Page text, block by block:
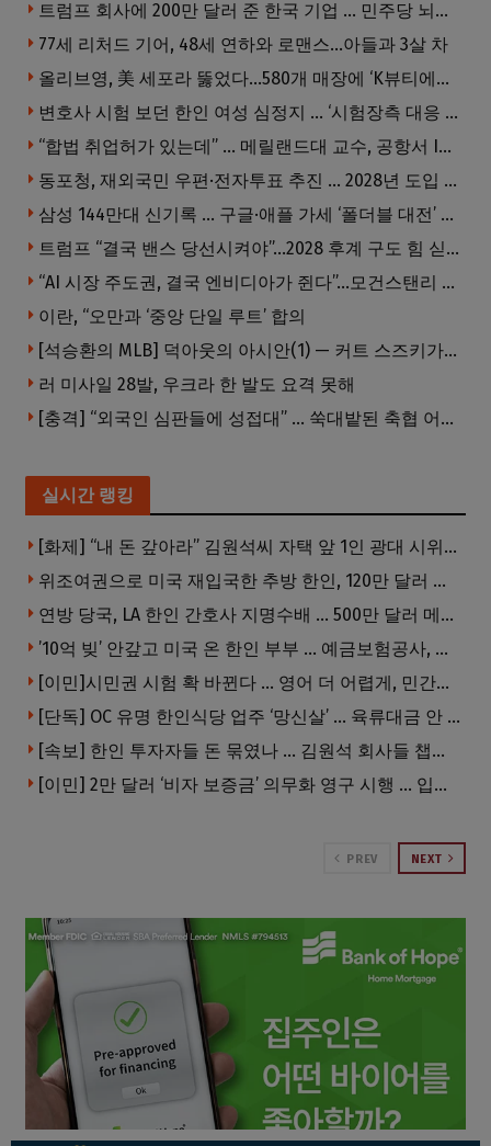
트럼프 회사에 200만 달러 준 한국 기업 … 민주당 뇌물의혹 조사
77세 리처드 기어, 48세 연하와 로맨스…아들과 3살 차
올리브영, 美 세포라 뚫었다…580개 매장에 ‘K뷰티에딧’ 론칭
변호사 시험 보던 한인 여성 심정지 … ‘시험장측 대응 부적절’ 소송
“합법 취업허가 있는데” … 메릴랜드대 교수, 공항서 ICE에 체포, 구금 중
동포청, 재외국민 우편·전자투표 추진 … 2028년 도입 목표
삼성 144만대 신기록 … 구글·애플 가세 ‘폴더블 대전’ 열린다
트럼프 “결국 밴스 당선시켜야”…2028 후계 구도 힘 싣나
“AI 시장 주도권, 결국 엔비디아가 쥔다”…모건스탠리 장담
이란, “오만과 ‘중앙 단일 루트’ 합의
[석승환의 MLB] 덕아웃의 아시안(1) — 커트 스즈키가 우리에게 묻는 것
러 미사일 28발, 우크라 한 발도 요격 못해
[충격] “외국인 심판들에 성접대” … 쑥대밭된 축협 어디까지 추락하나
실시간 랭킹
[화제] “내 돈 갚아라” 김원석씨 자택 앞 1인 광대 시위 … 한인 투자사, “108만 달러 못받아”
위조여권으로 미국 재입국한 추방 한인, 120만 달러 은행 사기 행각
연방 당국, LA 한인 간호사 지명수배 … 500만 달러 메디캐어 사기, 선고 직전 한국 도주
’10억 빚’ 안갚고 미국 온 한인 부부 … 예금보험공사, 미국서 소송
[이민]시민권 시험 확 바뀐다 … 영어 더 어렵게, 민간시험 도입 추진
[단독] OC 유명 한인식당 업주 ‘망신살’ … 육류대금 안 갚자 식당서 공개추심
[속보] 한인 투자자들 돈 묶였나 … 김원석 회사들 챕터7 강제파산·자진파산 잇따라 신청
[이민] 2만 달러 ‘비자 보증금’ 의무화 영구 시행 … 입국 문턱 더 높아진다.
PREV NEXT